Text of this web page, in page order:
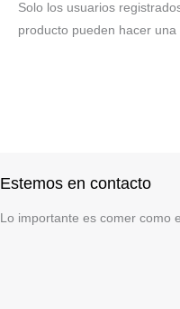
Solo los usuarios
producto pueden hacer una
Estemos en contacto
Lo importante es comer como